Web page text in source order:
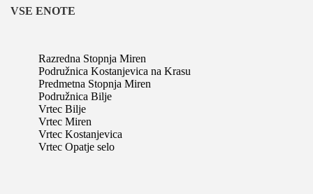
VSE ENOTE
Razredna Stopnja Miren
Podružnica Kostanjevica na Krasu
Predmetna Stopnja Miren
Podružnica Bilje
Vrtec Bilje
Vrtec Miren
Vrtec Kostanjevica
Vrtec Opatje selo